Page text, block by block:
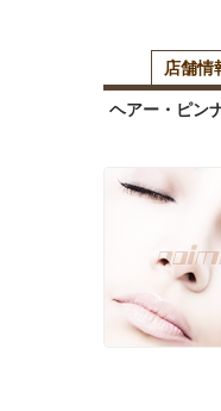
店舗情
ヘアー・ピン